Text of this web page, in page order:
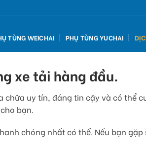
TÙNG WEICHAI PHỤ TÙNG YUCHAI
xe tải hàng đầu.
chữa uy tín, đáng tin cậy và có
bạn.
chóng nhất có thể. Nếu bạn